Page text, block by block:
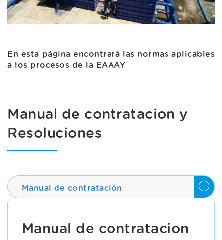
En esta página encontrará las normas aplicables
a los procesos de la EAAAY
Manual de contratacion y
Resoluciones
Manual de contratación
Manual de contratacion